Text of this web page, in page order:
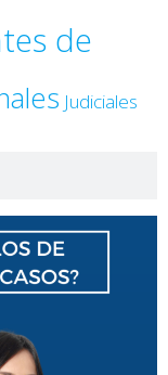
de
Judiciales